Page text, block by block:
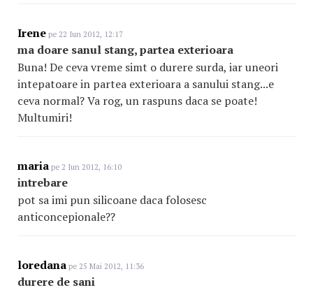
Irene pe 22 Iun 2012, 12:17
ma doare sanul stang, partea exterioara
Buna! De ceva vreme simt o durere surda, iar uneori
intepatoare in partea exterioara a sanului stang...e
ceva normal? Va rog, un raspuns daca se poate!
Multumiri!
maria pe 2 Iun 2012, 16:10
intrebare
pot sa imi pun silicoane daca folosesc
anticoncepionale??
loredana pe 25 Mai 2012, 11:36
durere de sani